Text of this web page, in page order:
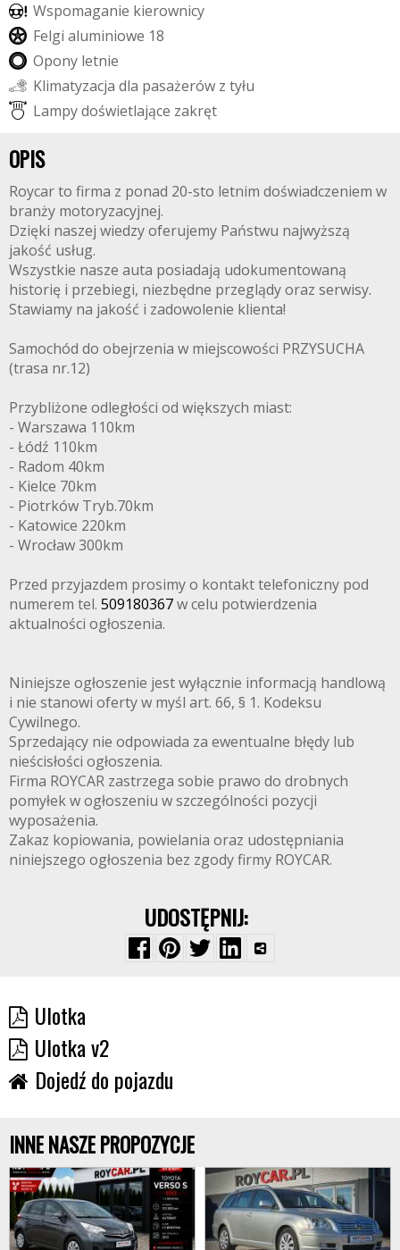
Wspomaganie kierownicy
Felgi aluminiowe 18
Opony letnie
Klimatyzacja dla pasażerów z tyłu
Lampydoświetlające zakręt
OPIS
Roycar to firma z ponad 20-sto letnim doświadczeniem w
branży motoryzacyjnej.
Dzięki naszej wiedzy oferujemy Państwu najwyższą
jakość usług.
Wszystkie nasze auta posiadają udokumentowaną
historię i przebiegi, niezbędne przeglądy oraz serwisy.
Stawiamy na jakość i zadowolenie klienta!
Samochód do obejrzenia w miejscowości PRZYSUCHA
(trasa nr.12)
Przybliżone odległości od większych miast:
- Warszawa 110km
- Łódź 110km
- Radom 40km
- Kielce 70km
- Piotrków Tryb.70km
- Katowice 220km
- Wrocław 300km
Przed przyjazdem prosimy o kontakt telefoniczny pod
numerem tel. 509180367w celu potwierdzenia
aktualności ogłoszenia.
Niniejsze ogłoszenie jest wyłącznie informacją handlową
i nie stanowi oferty w myśl art. 66, § 1. Kodeksu
Cywilnego.
Sprzedający nie odpowiada za ewentualne błędy lub
nieścisłości ogłoszenia.
Firma ROYCAR zastrzega sobie prawo do drobnych
pomyłek w ogłoszeniu w szczególności pozycji
wyposażenia.
Zakaz kopiowania, powielania oraz udostępniania
niniejszego ogłoszenia bez zgody firmy ROYCAR.
UDOSTĘPNIJ:
Ulotka
Ulotka v2
Dojedź do pojazdu
INNE NASZE PROPOZYCJE